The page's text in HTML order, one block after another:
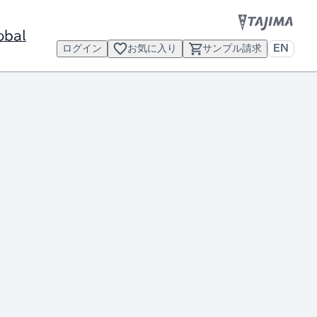
ログイン お気に入り サンプル請求 EN